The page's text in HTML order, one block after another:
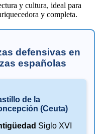
y cultura, ideal para
y completa.
defensivas en
españolas
de la
(Ceuta)
Siglo XVI